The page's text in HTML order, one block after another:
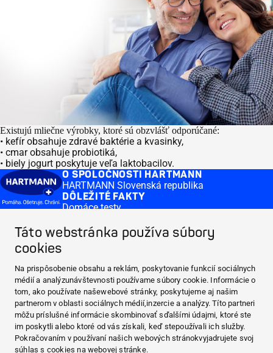
Táto webstránka používa súbory
cookies
Na prispôsobenie obsahu a reklám, poskytovanie funkcií sociálnych
médií a analýzunávštevnosti používame súbory cookie. Informácie o
tom, ako používate našewebové stránky, poskytujeme aj našim
partnerom v oblasti sociálnych médií,inzercie a analýzy. Títo partneri
môžu príslušné informácie skombinovať sďalšími údajmi, ktoré ste
im poskytli alebo ktoré od vás získali, keď stepoužívali ich služby.
Pokračovaním v používaní našich webových stránokvyjadrujete svoj
súhlas s cookies na webovej stránke.
Existujú mliečne výrobky, ktoré sú obzvlášť odporúčané:
• kefír obsahuje zdravé baktérie a kvasinky,
• cmar obsahuje probiotiká,
• biely jogurt poskytuje veľa laktobacilov.
O SPOLOČNOSTI HARTMANN
HARTMANN Slovenská republika
DÔLEŽITÉ FAKTY
Domáce testy
ČASTO KLADENÉ OTÁZKY
Domáce testy
Distribution
CONTACT & MORE
Medi.connect Prihlásenie
O SPOLOČNOSTI HARTMANN
DÔLEŽITÉ FAKTY
ČASTO KLADENÉ OTÁZKY
MEDI.CONNECT